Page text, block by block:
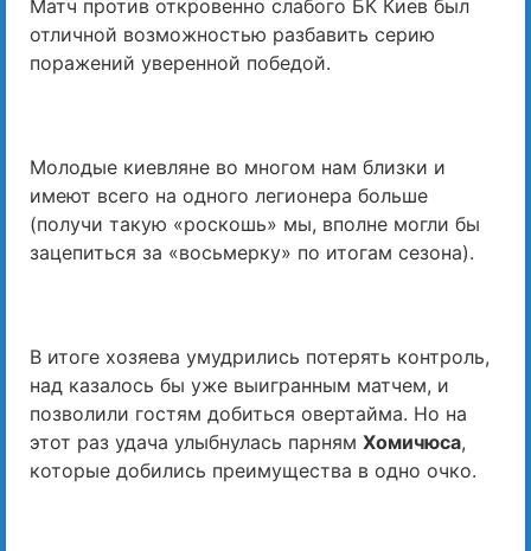
Матч против откровенно слабого БК Киев был
отличной возможностью разбавить серию
поражений уверенной победой.
Молодые киевляне во многом нам близки и
имеют всего на одного легионера больше
(получи такую «роскошь» мы, вполне могли бы
зацепиться за «восьмерку» по итогам сезона).
В итоге хозяева умудрились потерять контроль,
над казалось бы уже выигранным матчем, и
позволили гостям добиться овертайма. Но на
этот раз удача улыбнулась парням Хомичюса,
которые добились преимущества в одно очко.